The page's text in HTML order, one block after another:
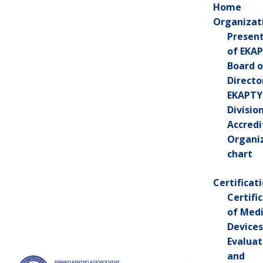
Home
of
Board
EKAPTY
chart
of
Devices
and